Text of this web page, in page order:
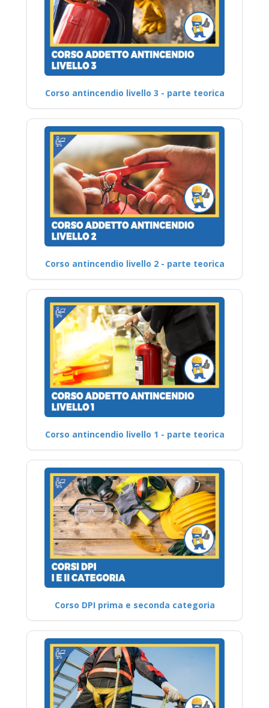
Corso antincendio livello 3 - parte teorica
Corso antincendio livello 2 - parte teorica
Corso antincendio livello 1 - parte teorica
Corso DPI prima e seconda categoria